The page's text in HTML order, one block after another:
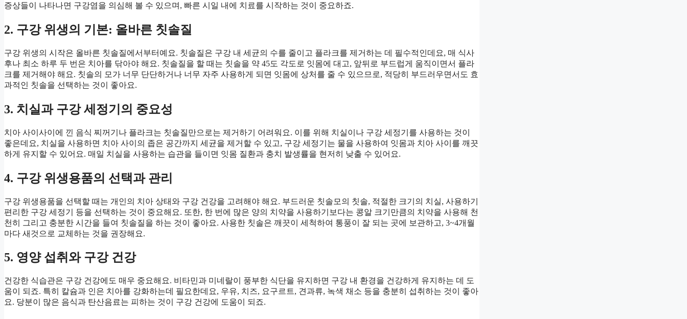
증상들이 나타나면 구강염을 의심해 볼 수 있으며, 빠른 시일 내에 치료를 시작하는 것이 중요하죠.
2. 구강 위생의 기본: 올바른 칫솔질
구강 위생의 시작은 올바른 칫솔질에서부터예요. 칫솔질은 구강 내 세균의 수를 줄이고 플라크를 제거하는 데 필수적인데요, 매 식사
후나 최소 하루 두 번은 치아를 닦아야 해요. 칫솔질을 할 때는 칫솔을 약 45도 각도로 잇몸에 대고, 앞뒤로 부드럽게 움직이면서 플라
크를 제거해야 해요. 칫솔의 모가 너무 단단하거나 너무 자주 사용하게 되면 잇몸에 상처를 줄 수 있으므로, 적당히 부드러우면서도 효
과적인 칫솔을 선택하는 것이 좋아요.
3. 치실과 구강 세정기의 중요성
치아 사이사이에 낀 음식 찌꺼기나 플라크는 칫솔질만으로는 제거하기 어려워요. 이를 위해 치실이나 구강 세정기를 사용하는 것이
좋은데요, 치실을 사용하면 치아 사이의 좁은 공간까지 세균을 제거할 수 있고, 구강 세정기는 물을 사용하여 잇몸과 치아 사이를 깨끗
하게 유지할 수 있어요. 매일 치실을 사용하는 습관을 들이면 잇몸 질환과 충치 발생률을 현저히 낮출 수 있어요.
4. 구강 위생용품의 선택과 관리
구강 위생용품을 선택할 때는 개인의 치아 상태와 구강 건강을 고려해야 해요. 부드러운 칫솔모의 칫솔, 적절한 크기의 치실, 사용하기
편리한 구강 세정기 등을 선택하는 것이 중요해요. 또한, 한 번에 많은 양의 치약을 사용하기보다는 콩알 크기만큼의 치약을 사용해 천
천히 그리고 충분한 시간을 들여 칫솔질을 하는 것이 좋아요. 사용한 칫솔은 깨끗이 세척하여 통풍이 잘 되는 곳에 보관하고, 3~4개월
마다 새것으로 교체하는 것을 권장해요.
5. 영양 섭취와 구강 건강
건강한 식습관은 구강 건강에도 매우 중요해요. 비타민과 미네랄이 풍부한 식단을 유지하면 구강 내 환경을 건강하게 유지하는 데 도
움이 되죠. 특히 칼슘과 인은 치아를 강화하는데 필요한데요, 우유, 치즈, 요구르트, 견과류, 녹색 채소 등을 충분히 섭취하는 것이 좋아
요. 당분이 많은 음식과 탄산음료는 피하는 것이 구강 건강에 도움이 되죠.